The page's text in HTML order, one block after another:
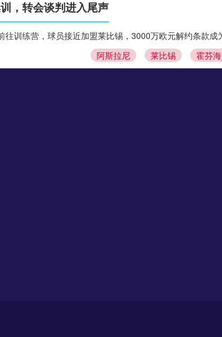
，转会谈判进入尾声
训练营，球员接近加盟莱比锡，3000万欧元解约条款成
阿斯拉尼
莱比锡 霍芬
议，3000万欧元引进左后卫米格尔·古铁雷斯。西班牙边
转会底价
阵容备战新赛季